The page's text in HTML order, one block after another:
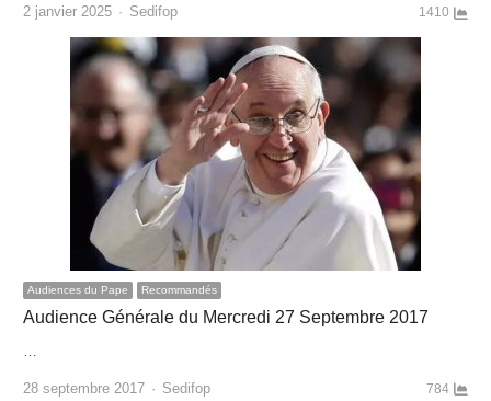
2 janvier 2025 Author
Sedifop 1410
Audiences du Pape Recommandés
Audience Générale du Mercredi 27 Septembre 2017
28 septembre 2017 Author
Sedifop 784